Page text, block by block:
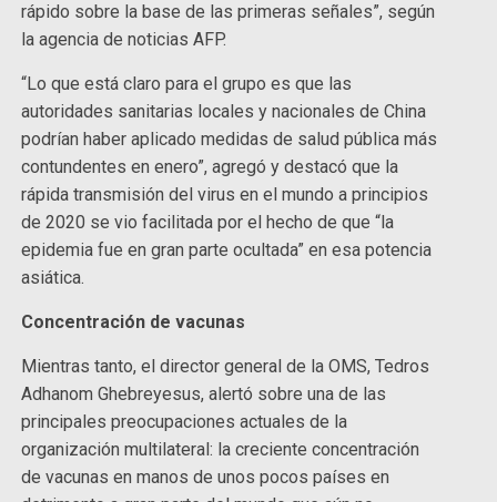
rápido sobre la base de las primeras señales”, según
la agencia de noticias AFP.
“Lo que está claro para el grupo es que las
autoridades sanitarias locales y nacionales de China
podrían haber aplicado medidas de salud pública más
contundentes en enero”, agregó y destacó que la
rápida transmisión del virus en el mundo a principios
de 2020 se vio facilitada por el hecho de que “la
epidemia fue en gran parte ocultada” en esa potencia
asiática.
Concentración de vacunas
Mientras tanto, el director general de la OMS, Tedros
Adhanom Ghebreyesus, alertó sobre una de las
principales preocupaciones actuales de la
organización multilateral: la creciente concentración
de vacunas en manos de unos pocos países en